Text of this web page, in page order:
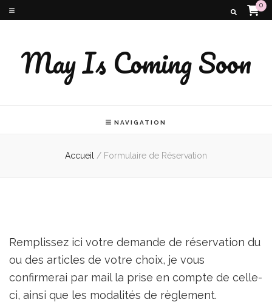
0
May Is Coming Soon
NAVIGATION
Accueil / Formulaire de Réservation
Remplissez ici votre demande de réservation du
ou des articles de votre choix, je vous
confirmerai par mail la prise en compte de celle-
ci, ainsi que les modalités de règlement.